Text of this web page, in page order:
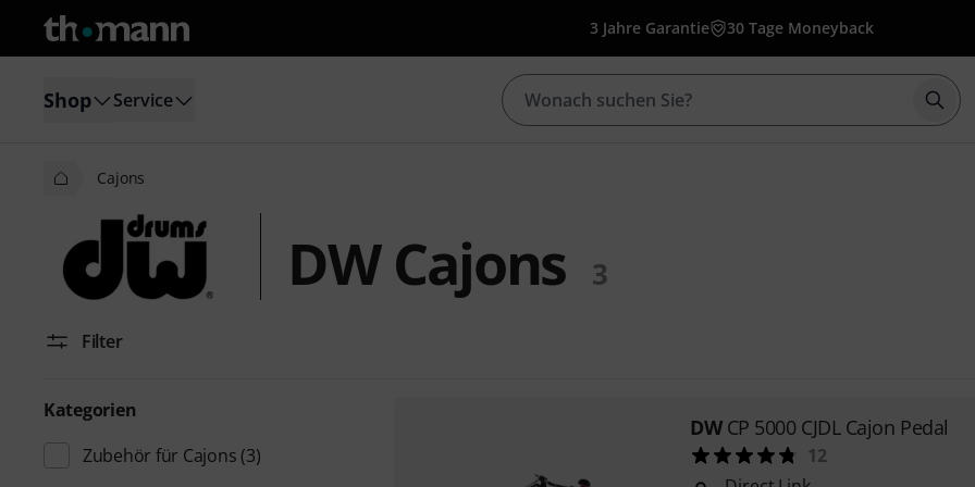
3 Jahre Garantie 30 Tage Moneyback
Shop Service
Cajons
DW Cajons 3
Filter
Kategorien
Zubehör für Cajons (3)
DW CP 5000 CJDL Cajon Pedal
12